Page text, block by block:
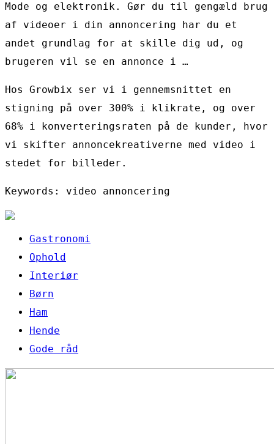
Mode og elektronik. Gør du til gengæld brug
af videoer i din annoncering har du et
andet grundlag for at skille dig ud, og
brugeren vil se en annonce i …
Hos Growbix ser vi i gennemsnittet en
stigning på over 300% i klikrate, og over
68% i konverteringsraten på de kunder, hvor
vi skifter annoncekreativerne med video i
stedet for billeder.
Keywords: video annoncering
Gastronomi
Ophold
Interiør
Børn
Ham
Hende
Gode råd